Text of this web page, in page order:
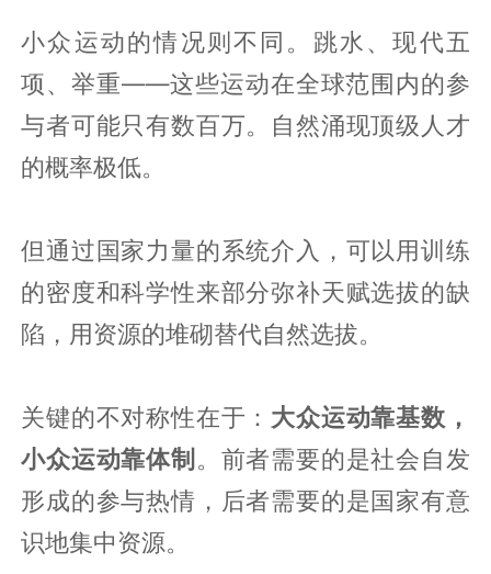
小众运动的情况则不同。跳水、现代五
项、举重——这些运动在全球范围内的参
与者可能只有数百万。自然涌现顶级人才
的概率极低。
但通过国家力量的系统介入，可以用训练
的密度和科学性来部分弥补天赋选拔的缺
陷，用资源的堆砌替代自然选拔。
关键的不对称性在于： 大众运动靠基数，
小众运动靠体制 。前者需要的是社会自发
形成的参与热情，后者需要的是国家有意
识地集中资源。